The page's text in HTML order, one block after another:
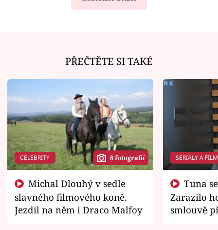
PŘEČTĚTE SI TAKÉ
CELEBRITY 8 fotografií
slavného filmového koně.
Jezdil na něm i Draco Malfoy
SERIÁLY A
Zarazilo
smlouvě